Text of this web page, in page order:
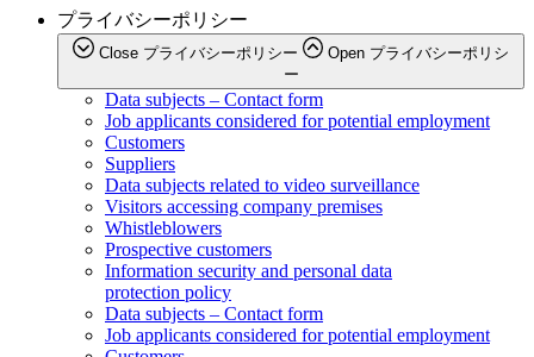
プライバシーポリシー
Close プライバシーポリシー
Open プライバシーポリシ
ー
Data subjects – Contact form
Job applicants considered for potential employment
Customers
Suppliers
Data subjects related to video surveillance
Visitors accessing company premises
Whistleblowers
Prospective customers
Information security and personal data
protection policy
Data subjects – Contact form
Job applicants considered for potential employment